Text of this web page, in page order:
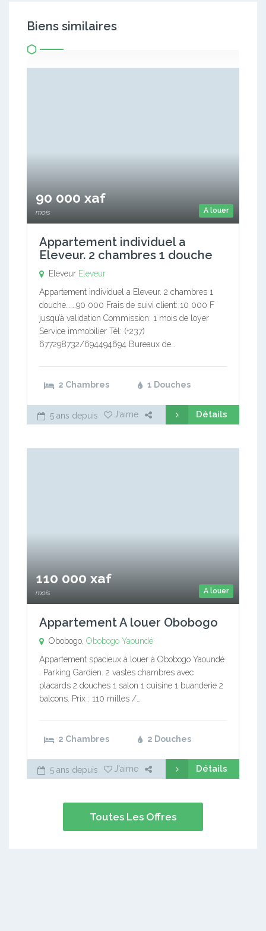
Biens similaires
A louer
90 000 xaf
mois
Appartement individuel a
Eleveur. 2 chambres 1 douche
Eleveur Eleveur
Appartement individuel a Eleveur. 2 chambres 1
douche…….90 000 Frais de suivi client: 10 000 F
jusqu’à validation Commission: 1 mois de loyer
Service immobilier Tél: (+237)
677298732/694494694 Bureaux de…
2 Chambres 1 Douches
5 ans depuis J'aime Détails
A louer
110 000 xaf
mois
Appartement A louer Obobogo
Obobogo, Obobogo Yaoundé
Appartement spacieux à louer à Obobogo Yaoundé
. Parking Gardien. 2 vastes chambres avec
placards 2 douches 1 salon 1 cuisine 1 buanderie 2
balcons. Prix : 110 milles /…
2 Chambres 2 Douches
5 ans depuis J'aime Détails
Toutes Les Offres